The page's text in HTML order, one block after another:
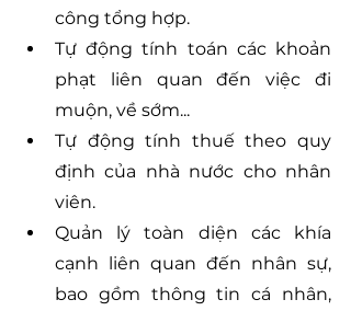
công tổng hợp.
Tự động tính toán các khoản
phạt liên quan đến việc đi
muộn, về sớm...
Tự động tính thuế theo quy
định của nhà nước cho nhân
viên.
Quản lý toàn diện các khía
cạnh liên quan đến nhân sự,
bao gồm thông tin cá nhân,